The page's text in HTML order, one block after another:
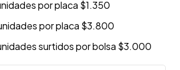
por placa $1.350
por placa $3.800
surtidos por bolsa $3.000